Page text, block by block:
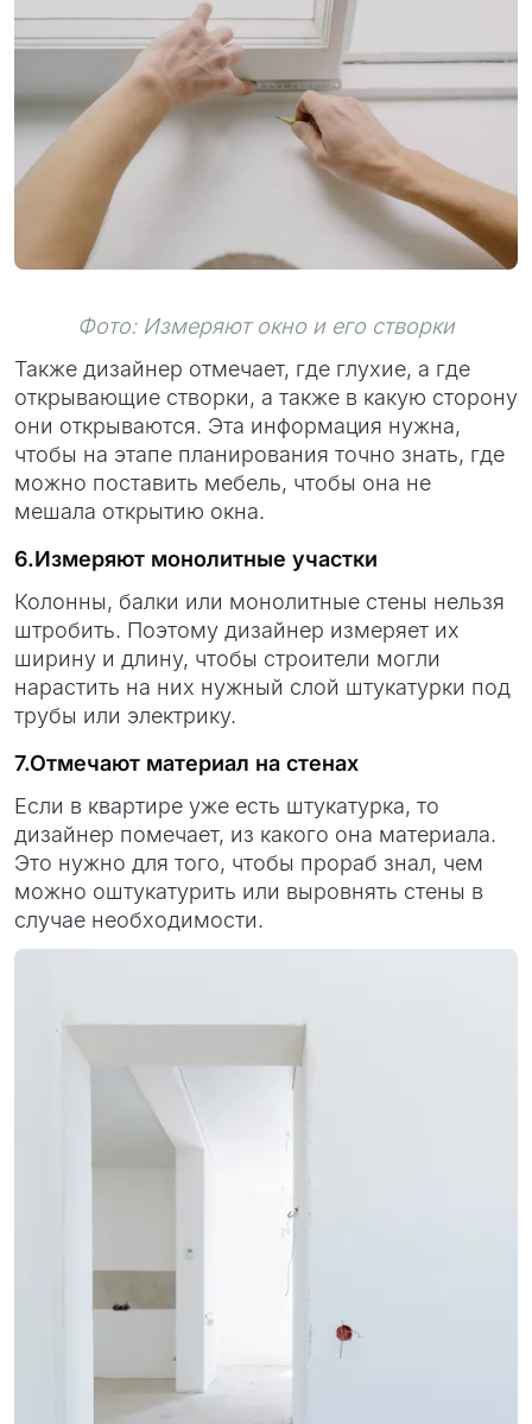
Фото: Измеряют окно и его створки
Также дизайнер отмечает, где глухие, а где
открывающие створки, а также в какую сторону
они открываются. Эта информация нужна,
чтобы на этапе планирования точно знать, где
можно поставить мебель, чтобы она не
мешала открытию окна.
6.Измеряют монолитные участки
Колонны, балки или монолитные стены нельзя
штробить. Поэтому дизайнер измеряет их
ширину и длину, чтобы строители могли
нарастить на них нужный слой штукатурки под
трубы или электрику.
7.Отмечают материал на стенах
Если в квартире уже есть штукатурка, то
дизайнер помечает, из какого она материала.
Это нужно для того, чтобы прораб знал, чем
можно оштукатурить или выровнять стены в
случае необходимости.